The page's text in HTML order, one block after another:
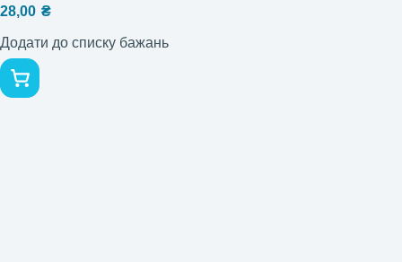
28,00 ₴
Додати до списку бажань